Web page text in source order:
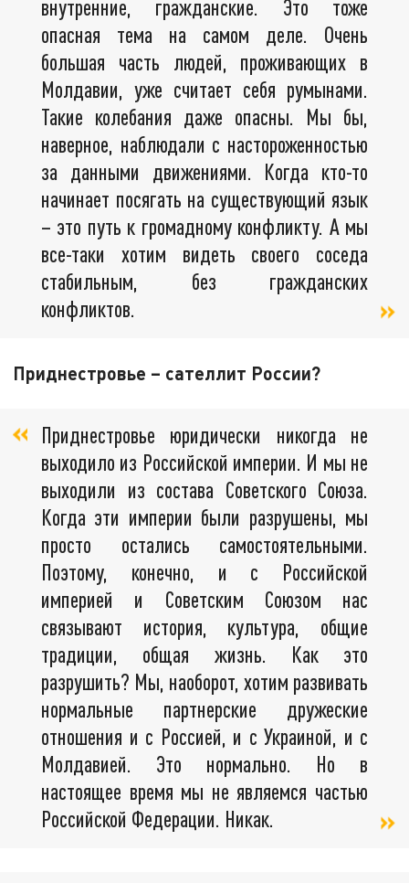
внутренние, гражданские. Это тоже
опасная тема на самом деле. Очень
большая часть людей, проживающих в
Молдавии, уже считает себя румынами.
Такие колебания даже опасны. Мы бы,
наверное, наблюдали с настороженностью
за данными движениями. Когда кто-то
начинает посягать на существующий язык
– это путь к громадному конфликту. А мы
все-таки хотим видеть своего соседа
стабильным, без гражданских
конфликтов.
Приднестровье – сателлит России?
Приднестровье юридически никогда не
выходило из Российской империи. И мы не
выходили из состава Советского Союза.
Когда эти империи были разрушены, мы
просто остались самостоятельными.
Поэтому, конечно, и с Российской
империей и Советским Союзом нас
связывают история, культура, общие
традиции, общая жизнь. Как это
разрушить? Мы, наоборот, хотим развивать
нормальные партнерские дружеские
отношения и с Россией, и с Украиной, и с
Молдавией. Это нормально. Но в
настоящее время мы не являемся частью
Российской Федерации. Никак.